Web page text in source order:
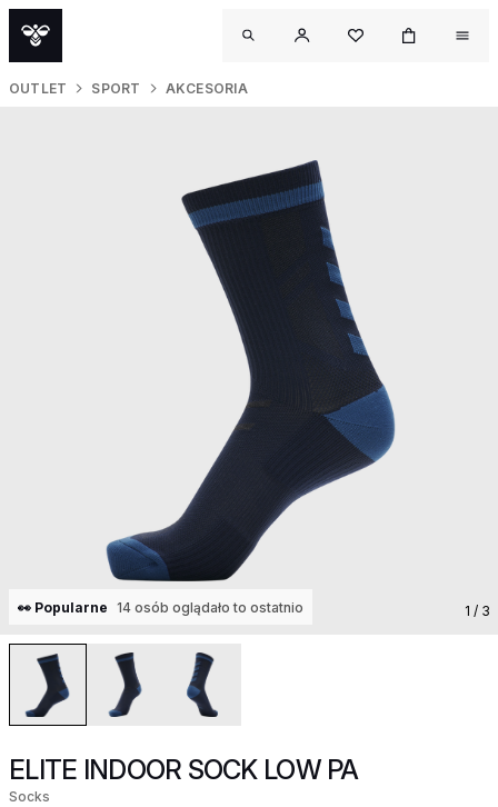
OUTLET SPORT AKCESORIA
👀 Popularne 14 osób oglądało to ostatnio 1 / 3
ELITE INDOOR SOCK LOW PA
Socks